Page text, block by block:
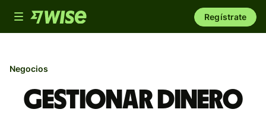
Toggle
navigation
Regístrate
Negocios
Gestionar dinero